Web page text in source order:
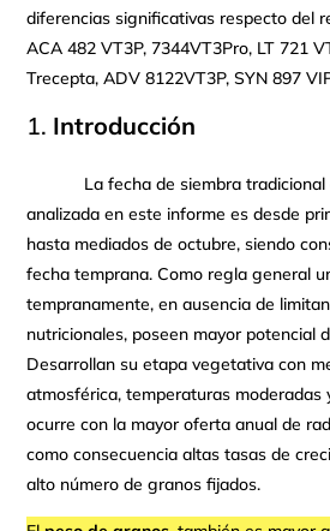
diferencias significativas respecto del
ACA 482 VT3P, 7344VT3Pro, LT 721
Trecepta, ADV 8122VT3P, SYN 897
Introducción
La fecha de siembra tradicional
analizada en este informe es desde
hasta mediados de octubre, siendo
fecha temprana. Como regla general
tempranamente, en ausencia de
nutricionales, poseen mayor potencial
Desarrollan su etapa vegetativa con
atmosférica, temperaturas moderadas
ocurre con la mayor oferta anual de
como consecuencia altas tasas de
alto número de granos fijados.